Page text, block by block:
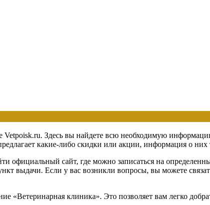
Vetpoisk.ru. Здесь вы найдете всю необходимую
какие-либо скидки или акции, информация о них
официальный сайт, где можно записаться на
выдачи. Если у вас возникли вопросы, вы можете
«Ветеринарная клиника». Это позволяет вам легко